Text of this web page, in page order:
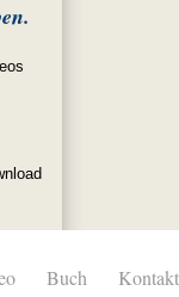
Buch Kontakt